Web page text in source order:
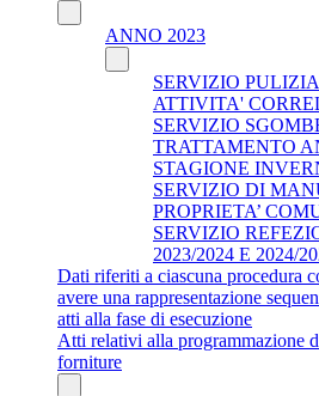
ANNO 2023
SERVIZIO
ATTIVITA'
SERVIZIO
TRATTAMENTO
STAGIONE
SERVIZIO DI
PROPRIETA’
SERVIZIO
2023/2024 E 2024/
Dati riferiti a ciascuna procedura
avere una rappresentazione
atti alla fase di esecuzione
Atti relativi alla programmazione
forniture